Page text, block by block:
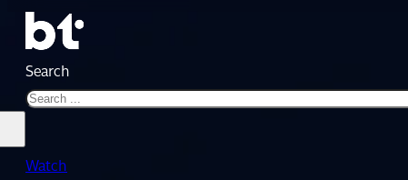
Search
Watch